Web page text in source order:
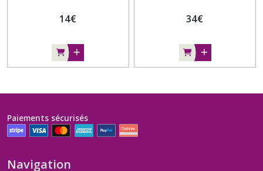
14€ 34€
Paiements sécurisés
Navigation